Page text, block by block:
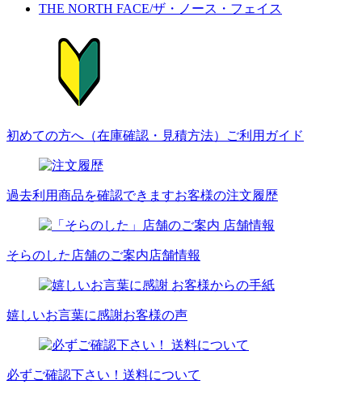
THE NORTH FACE/ザ・ノース・フェイス
初めての方へ（在庫確認・見積方法） ご利用ガイド
過去利用商品を確認できますお客様の注文履歴
そらのした店舗のご案内店舗情報
嬉しいお言葉に感謝お客様の声
必ずご確認下さい！ 送料について